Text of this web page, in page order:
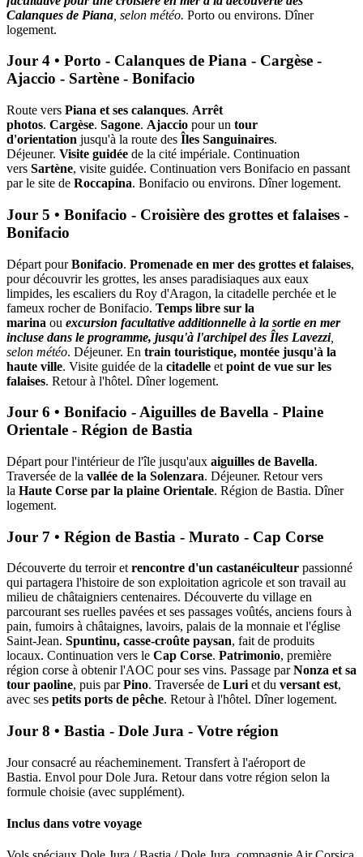
Calanques de Piana , selon météo. Porto ou environs. Dîner
logement.
Jour 4 • Porto - Calanques de Piana - Cargèse -
Ajaccio - Sartène - Bonifacio
Route vers Piana et ses calanques. Arrêt
photos. Cargèse. Sagone. Ajaccio pour un tour
d'orientation jusqu'à la route des Îles Sanguinaires.
Déjeuner. Visite guidée de la cité impériale. Continuation
vers Sartène, visite guidée. Continuation vers Bonifacio en passant
par le site de Roccapina. Bonifacio ou environs. Dîner logement.
Jour 5 • Bonifacio - Croisière des grottes et falaises -
Bonifacio
Départ pourBonifacio. Promenade en mer des grottes et falaises,
pour découvrir les grottes, les anses paradisiaques aux eaux
limpides, les escaliers du Roy d'Aragon, la citadelle perchée et le
fameux rocher de Bonifacio. Temps libre sur la
marina ou excursion facultative additionnelle à la sortie en mer
incluse dans le programme, jusqu'à l'archipel des Îles Lavezzi,
selon météo. Déjeuner. En train touristique, montée jusqu'à la
haute ville. Visite guidée de la citadelle et point de vue sur les
falaises. Retour à l'hôtel. Dîner logement.
Jour 6 • Bonifacio - Aiguilles de Bavella - Plaine
Orientale - Région de Bastia
Départ pour l'intérieur de l'île jusqu'aux aiguilles de Bavella.
Traversée de la vallée de la Solenzara. Déjeuner. Retour vers
la Haute Corse par la plaine Orientale. Région de Bastia. Dîner
logement.
Jour 7 • Région de Bastia - Murato - Cap Corse
Découverte du terroir et rencontre d'un castanéiculteur passionné
qui partagera l'histoire de son exploitation agricole et son travail au
milieu de châtaigniers centenaires. Découverte du village en
parcourant ses ruelles pavées et ses passages voûtés, anciens fours à
pain, fumoirs à châtaignes, lavoirs, palais de la monnaie et l'église
Saint-Jean. Spuntinu, casse-croûte paysan, fait de produits
locaux. Continuation vers le Cap Corse. Patrimonio, première
région corse à obtenir l'AOC pour ses vins. Passage parNonza et sa
tour paoline, puis parPino. Traversée de Luri et du versant est,
avec ses petits ports de pêche. Retour à l'hôtel. Dîner logement.
Jour 8 • Bastia - Dole Jura - Votre région
Jour consacré au réacheminement. Transfert à l'aéroport de
Bastia. Envol pour Dole Jura. Retour dans votre région selon la
formule choisie (avec supplément).
Inclus dans votre voyage